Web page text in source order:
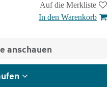
Auf die Merkliste
In den Warenkorb
anschauen